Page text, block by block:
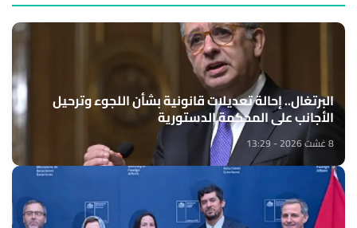
البرتغال.. إحالة تعديلات قانونية بشأن اللجوء وترحيل
الأجانب على المحكمة الدستورية
8 غشت 2026 - 13:29